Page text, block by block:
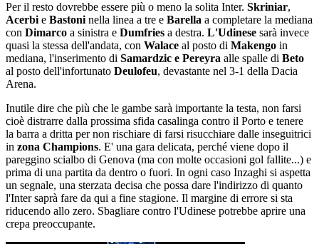
Per il resto dovrebbe essere più o meno la solita Inter. Skriniar,
Acerbi e Bastoni nella linea a tre e Barella a completare la mediana
con Dimarco a sinistra e Dumfries a destra. L'Udinese sarà invece
quasi la stessa dell'andata, con Walace al posto di Makengo in
mediana, l'inserimento di Samardzic e Pereyra alle spalle di Beto
al posto dell'infortunato Deulofeu, devastante nel 3-1 della Dacia
Arena.
Inutile dire che più che le gambe sarà importante la testa, non farsi
cioè distrarre dalla prossima sfida casalinga contro il Porto e tenere
la barra a dritta per non rischiare di farsi risucchiare dalle inseguitrici
in zona Champions. E' una gara delicata, perché viene dopo il
pareggino scialbo di Genova (ma con molte occasioni gol fallite...) e
prima di una partita da dentro o fuori. In ogni caso Inzaghi si aspetta
un segnale, una sterzata decisa che possa dare l'indirizzo di quanto
l'Inter saprà fare da qui a fine stagione. Il margine di errore si sta
riducendo allo zero. Sbagliare contro l'Udinese potrebbe aprire una
crepa preoccupante.